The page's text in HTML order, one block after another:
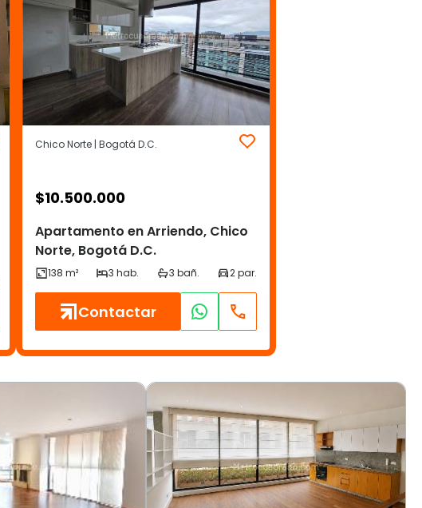
Chico Norte | Bogotá D.C.
$10.500.000
Apartamento en Arriendo, Chico
Norte, Bogotá D.C.
Contactar